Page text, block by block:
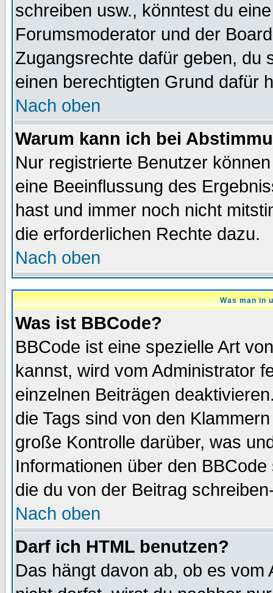
schreiben usw., könntest du
Forumsmoderator und der
Zugangsrechte dafür geben, du
einen berechtigten Grund dafür
Nach oben
Warum kann ich bei
Nur registrierte Benutzer
eine Beeinflussung des
hast und immer noch nicht
die erforderlichen Rechte dazu.
Nach oben
Was man in
Was ist BBCode?
BBCode ist eine spezielle Art
kannst, wird vom Administrator
einzelnen Beiträgen
die Tags sind von den
große Kontrolle darüber, was
Informationen über den
die du von der Beitrag
Nach oben
Darf ich HTML benutzen?
Das hängt davon ab, ob es